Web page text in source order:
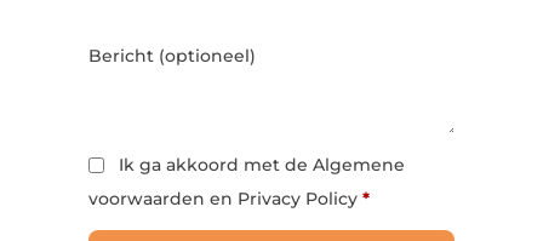
Bericht (optioneel)
Ik ga akkoord met de Algemene
voorwaarden en Privacy Policy *